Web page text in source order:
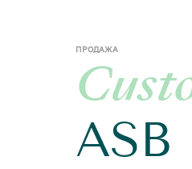
ПРОДАЖА
ASB